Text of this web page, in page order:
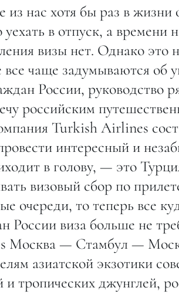
из нас хотя бы раз в жизни
в отпуск, а времени
визы нет. Однако это
все чаще задумываются об
России, руководство
российским
Turkish Airlines
интересный и
в голову, — это
визовый сбор по
очереди, то теперь все
России виза больше не
Москва — Стамбул —
азиатской экзотики
и тропических джунглей,